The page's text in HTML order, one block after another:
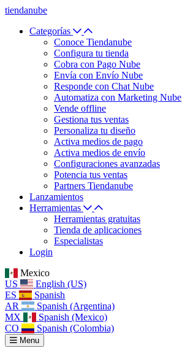
tiendanube
Categorías
Conoce Tiendanube
Configura tu tienda
Cobra con Pago Nube
Envía con Envío Nube
Responde con Chat Nube
Automatiza con Marketing Nube
Vende offline
Gestiona tus ventas
Personaliza tu diseño
Activa medios de pago
Activa medios de envío
Configuraciones avanzadas
Potencia tus ventas
Partners Tiendanube
Lanzamientos
Herramientas
Herramientas gratuitas
Tienda de aplicaciones
Especialistas
Login
Mexico
US
English (US)
ES
Spanish
AR
Spanish (Argentina)
MX
Spanish (Mexico)
CO
Spanish (Colombia)
Menu